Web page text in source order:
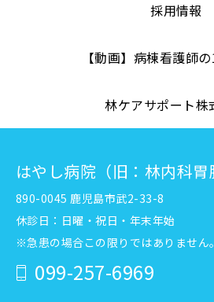
採用情報
【動画】病棟看護師
林ケアサポート株
はやし病院（旧：林内科胃
890-0045 鹿児島市武2-33-8
休診日：日曜・祝日・年末年始
※急患の場合この限りではありません。
099-257-6969